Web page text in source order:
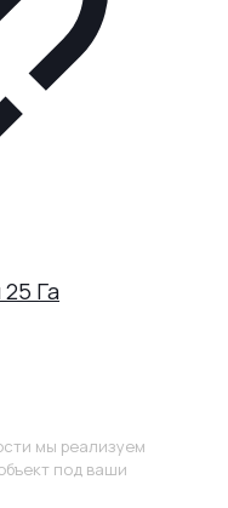
Га
мы реализуем
под ваши